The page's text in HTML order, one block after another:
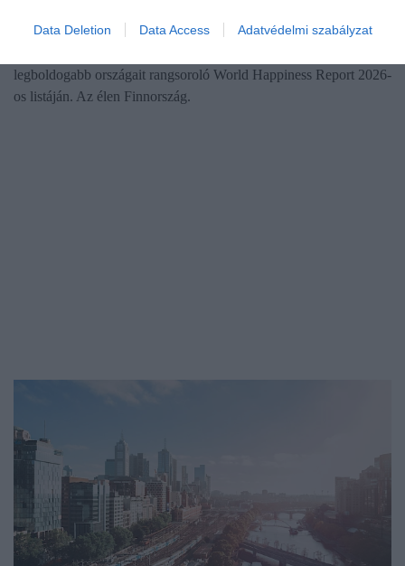
Data Deletion Data Access Adatvédelmi szabályzat
legboldogabb országait rangsoroló World Happiness Report 2026-
os listáján. Az élen Finnország.